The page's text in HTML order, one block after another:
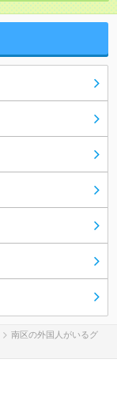
南区の外国人がいるグ